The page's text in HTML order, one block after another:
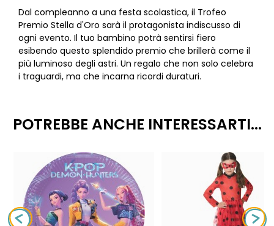
Dal compleanno a una festa scolastica, il Trofeo
Premio Stella d'Oro sarà il protagonista indiscusso di
ogni evento. Il tuo bambino potrà sentirsi fiero
esibendo questo splendido premio che brillerà come il
più luminoso degli astri. Un regalo che non solo celebra
i traguardi, ma che incarna ricordi duraturi.
POTREBBE ANCHE INTERESSARTI...